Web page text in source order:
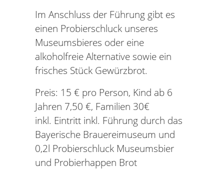
Im Anschluss der Führung gibt es
einen Probierschluck unseres
Museumsbieres oder eine
alkoholfreie Alternative sowie ein
frisches Stück Gewürzbrot.
Preis: 15 € pro Person, Kind ab 6
Jahren 7,50 €, Familien 30€
inkl. Eintritt inkl. Führung durch das
Bayerische Brauereimuseum und
0,2l Probierschluck Museumsbier
und Probierhappen Brot